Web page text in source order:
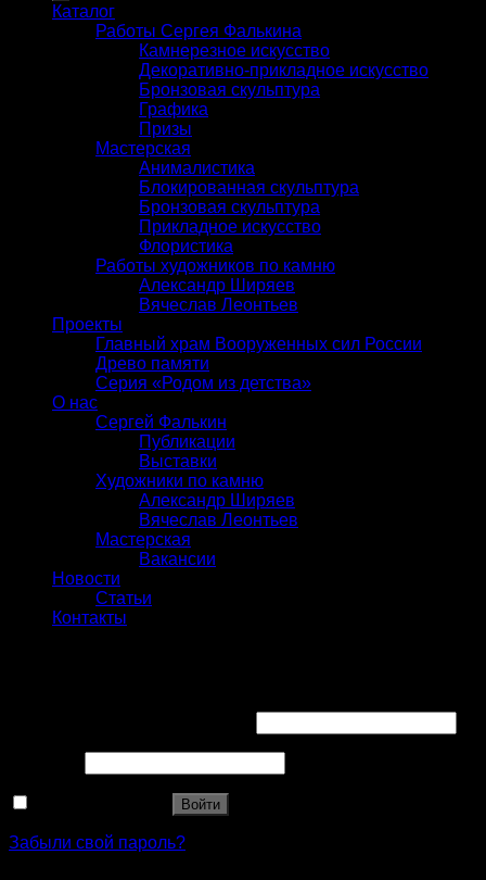
Каталог
Работы Сергея Фалькина
Камнерезное искусство
Декоративно-прикладное искусство
Бронзовая скульптура
Графика
Призы
Мастерская
Анималистика
Блокированная скульптура
Бронзовая скульптура
Прикладное искусство
Флористика
Работы художников по камню
Александр Ширяев
Вячеслав Леонтьев
Проекты
Главный храм Вооруженных сил России
Древо памяти
Серия «Родом из детства»
О нас
Сергей Фалькин
Публикации
Выставки
Художники по камню
Александр Ширяев
Вячеслав Леонтьев
Мастерская
Вакансии
Новости
Статьи
Контакты
Войти
Забыли свой пароль?